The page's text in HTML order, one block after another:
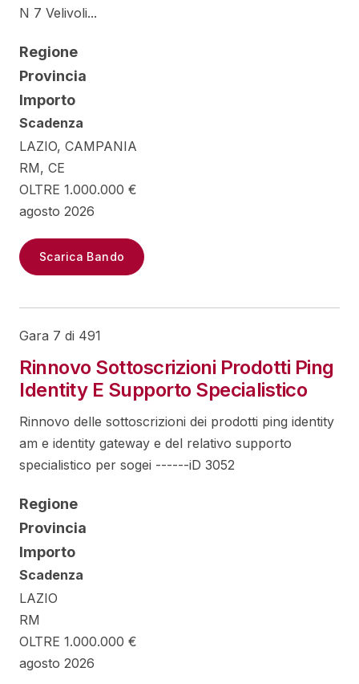
N 7 Velivoli...
Regione
Provincia
Importo
Scadenza
LAZIO, CAMPANIA
RM, CE
OLTRE 1.000.000 €
agosto 2026
Scarica Bando
Gara 7 di 491
Rinnovo Sottoscrizioni Prodotti Ping
Identity E Supporto Specialistico
Rinnovo delle sottoscrizioni dei prodotti ping identity
am e identity gateway e del relativo supporto
specialistico per sogei ------iD 3052
Regione
Provincia
Importo
Scadenza
LAZIO
RM
OLTRE 1.000.000 €
agosto 2026